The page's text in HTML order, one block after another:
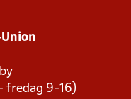
fredag 9-16)